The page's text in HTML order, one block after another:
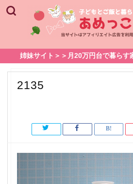
姉妹サイト＞＞月20万円台で暮らす
2135